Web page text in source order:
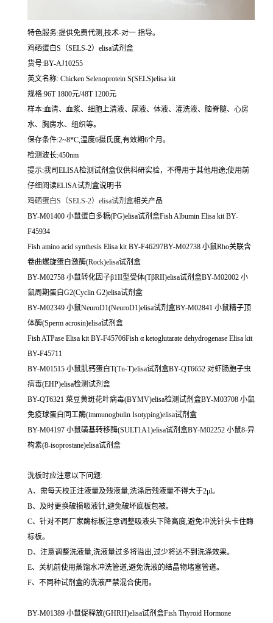
特色服务:提供免费代测,技术-对一 指导。
鸡硒蛋白S（SELS-2）elisa试剂盒
货号:BY-AJ10255
英文名称: Chicken Selenoprotein S(SELS)elisa kit
规格:96T 1800元/48T 1200元
样本:血清、血浆、细胞上清液、尿液、体液、灌洗液、脑脊髓、心房
水、胸房水、组织等。
保存条件:2~8*C,温度6摄氏度,有效期6个月。
检测波长:450nm
提示:我司ELISA检测试剂盒仅供科研实验，不得用于其他用途;使用前
仔细阅读ELISA试剂盒说明书
鸡硒蛋白S（SELS-2）elisa试剂盒相关产品
BY-M01400 小鼠蛋白多糖(PG)elisa试剂盒Fish Albumin Elisa kit BY-
F45934
Fish amino acid synthesis Elisa kit BY-F46297BY-M02738 小鼠Rho关联含
卷曲螺旋蛋白激酶(Rock)elisa试剂盒
BY-M02758 小鼠转化因子β1II型受体(TβRII)elisa试剂盒BY-M02002 小
鼠周期蛋白G2(Cyclin G2)elisa试剂盒
BY-M02349 小鼠NeuroD1(NeuroD1)elisa试剂盒BY-M02841 小鼠精子顶
体酶(Sperm acrosin)elisa试剂盒
Fish ATPase Elisa kit BY-F45706Fish α ketoglutarate dehydrogenase Elisa kit
BY-F45711
BY-M01515 小鼠肌钙蛋白T(Tn-T)elisa试剂盒BY-QT6652 对虾肠胞子虫
病毒(EHP)elisa检测试剂盒
BY-QT6321 菜豆黄斑花叶病毒(BYMV)elisa检测试剂盒BY-M03708 小鼠
免疫球蛋白同工酶(immunogbulin Isotyping)elisa试剂盒
BY-M04197 小鼠磺基转移酶(SULT1A1)elisa试剂盒BY-M02252 小鼠8-异
构素(8-isoprostane)elisa试剂盒
洗板时应注意以下问题:
A、需每天校正注液量及残液量,洗涤后残液量不得大于2μl。
B、及时更换破损吸液针,避免破坏底板包被。
C、针对不同厂家酶标板注意调整吸液头下降高度,避免冲洗针头卡住酶
标板。
D、注意调整洗液量,洗液量过多将溢出,过少将达不到洗涤效果。
E、关机前使用蒸馏水冲洗管道,避免洗液的结晶物堵塞管道。
F、不同种试剂盒的洗液严禁混合使用。
BY-M01389 小鼠促释放(GHRH)elisa试剂盒Fish Thyroid Hormone